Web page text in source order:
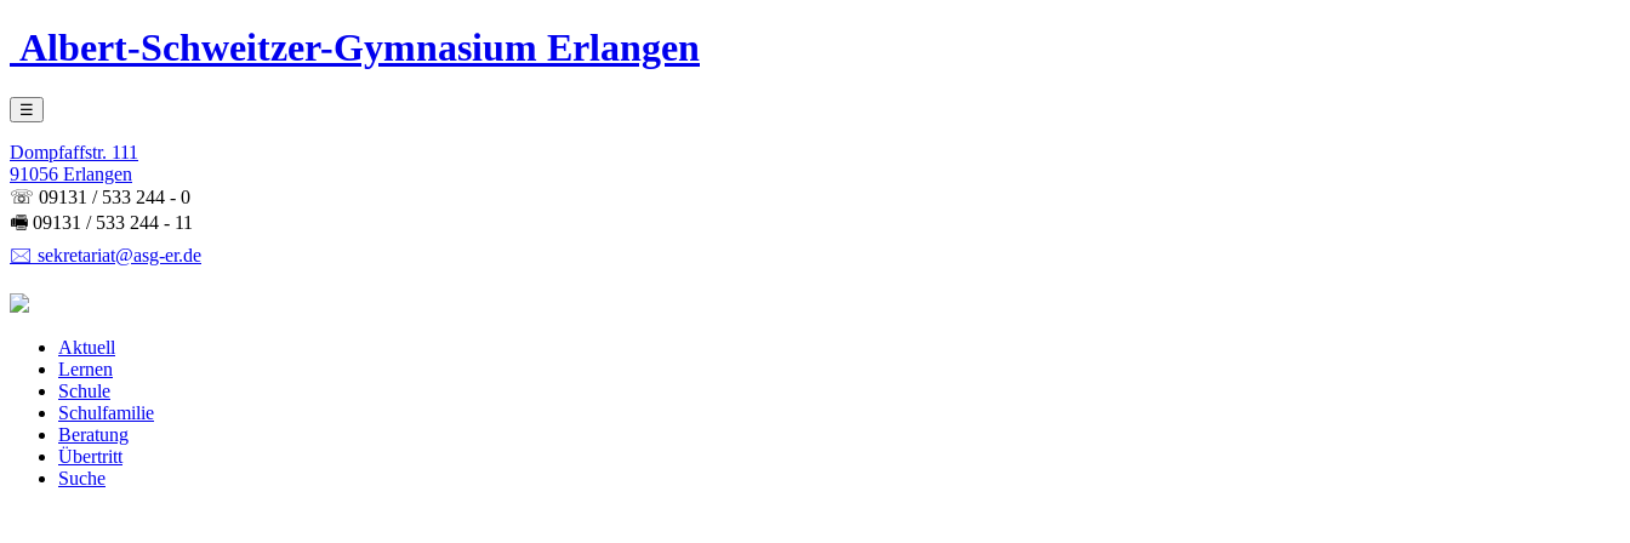
Albert-Schweitzer-Gymnasium Erlangen
☰
Dompfaffstr. 111
91056 Erlangen
☏ 09131 / 533 244 - 0
🖷 09131 / 533 244 - 11
🖂 sekretariat@asg-er.de
Aktuell
Lernen
Schule
Schulfamilie
Beratung
Übertritt
Suche